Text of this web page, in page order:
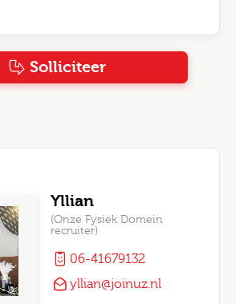
Solliciteer
Yllian
(Onze Fysiek Domein
recruiter)
06-41679132
yllian@joinuz.nl